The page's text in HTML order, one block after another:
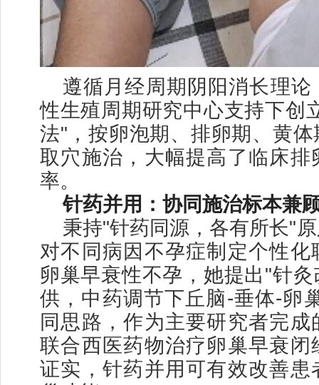
遵循月经周期阴阳消长理论
性生殖周期研究中心支持下创
法"，按卵泡期、排卵期、黄
取穴施治，大幅提高了临床排
率。
针药并用：协同施治标本兼
秉持"针药同源，各有所长"
对不同病因不孕症制定个性化
卵巢早衰性不孕，她提出"针
供，中药调节下丘脑-垂体-卵
同思路，作为主要研究者完成
联合西医药物治疗卵巢早衰闭
证实，针药并用可有效改善患